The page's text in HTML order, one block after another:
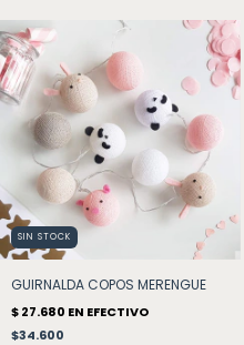
SIN STOCK
GUIRNALDA COPOS MERENGUE
$34.600